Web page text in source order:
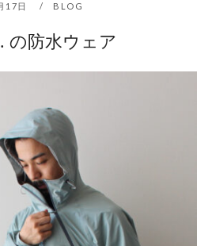
17日 BLOG
の防水ウェア